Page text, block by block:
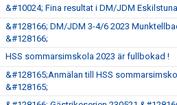
&#10024; Fina resultat i DM/JDM
&#128166; DM/JDM 3-4/6 2023
&#128166;
HSS sommarsimskola 2023 är fullbokad !
&#128165;Anmälan till HSS
&#128165;